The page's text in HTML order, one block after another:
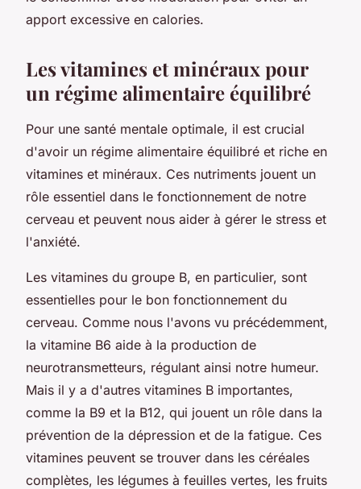
apport excessive en calories.
Les vitamines et minéraux pour
un régime alimentaire équilibré
Pour une santé mentale optimale, il est crucial
d'avoir un régime alimentaire équilibré et riche en
vitamines et minéraux. Ces nutriments jouent un
rôle essentiel dans le fonctionnement de notre
cerveau et peuvent nous aider à gérer le stress et
l'anxiété.
Les vitamines du groupe B, en particulier, sont
essentielles pour le bon fonctionnement du
cerveau. Comme nous l'avons vu précédemment,
la vitamine B6 aide à la production de
neurotransmetteurs, régulant ainsi notre humeur.
Mais il y a d'autres vitamines B importantes,
comme la B9 et la B12, qui jouent un rôle dans la
prévention de la dépression et de la fatigue. Ces
vitamines peuvent se trouver dans les céréales
complètes, les légumes à feuilles vertes, les fruits